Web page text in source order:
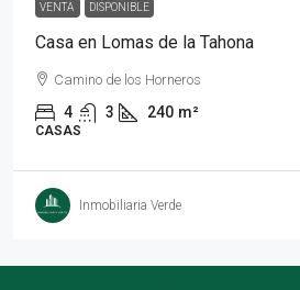
VENTA DISPONIBLE
Casa en Lomas de la Tahona
Camino de los Horneros
4 3 240 m²
CASAS
Inmobiliaria Verde